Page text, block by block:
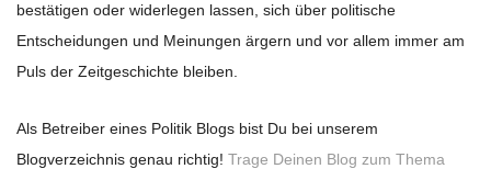
bestätigen oder widerlegen lassen, sich über politische
Entscheidungen und Meinungen ärgern und vor allem immer am
Puls der Zeitgeschichte bleiben.
Als Betreiber eines Politik Blogs bist Du bei unserem
Blogverzeichnis genau richtig! Trage Deinen Blog zum Thema